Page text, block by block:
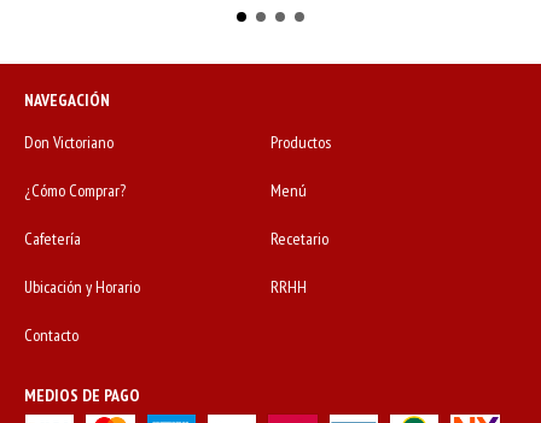
NAVEGACIÓN
Don Victoriano
Productos
¿Cómo Comprar? Menú
Cafetería Recetario
Ubicación y Horario RRHH
Contacto
MEDIOS DE PAGO